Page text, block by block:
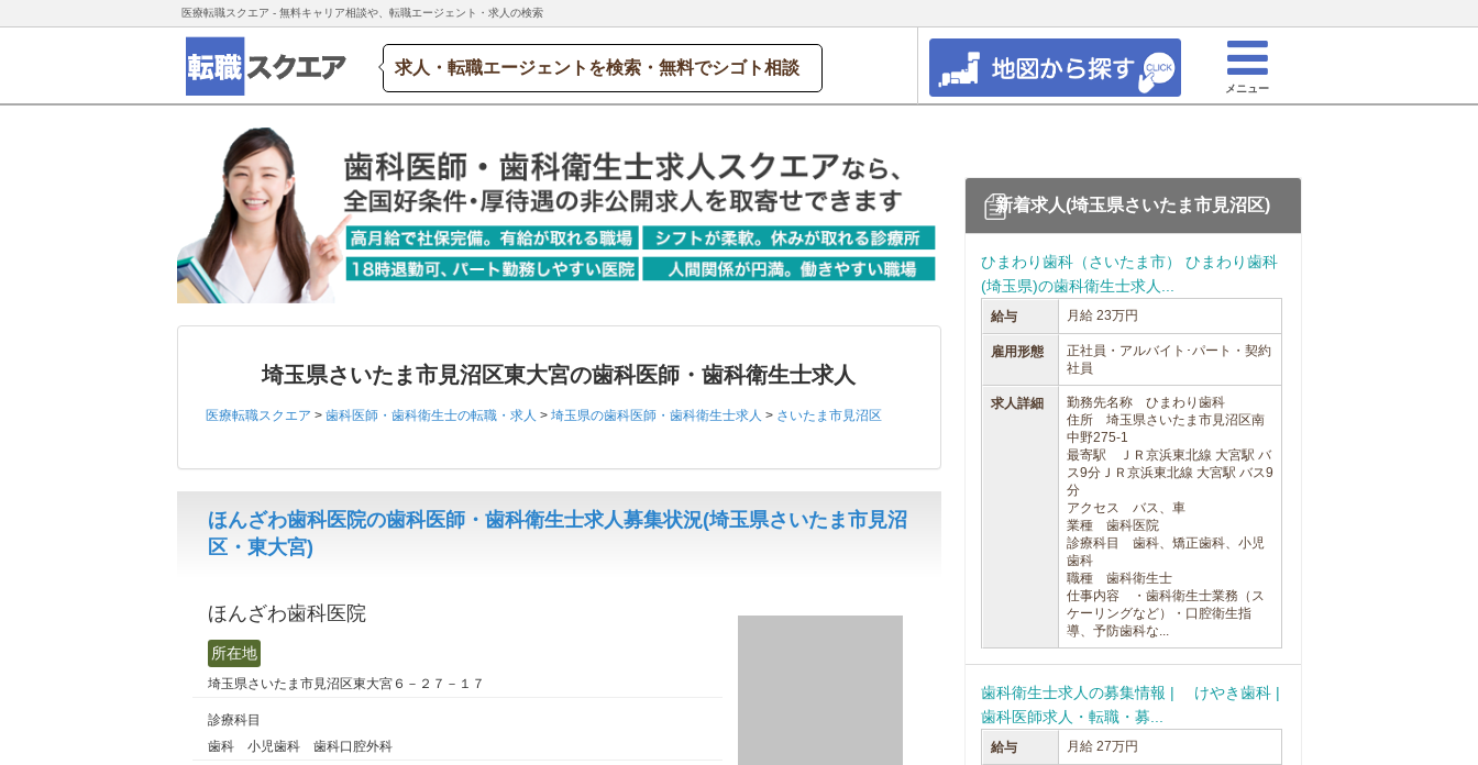
医療転職スクエア - 無料キャリア相談や、転職エージェント・求人の検索
求人・転職エージェントを検索・無料でシゴト相談
メニュー
埼玉県さいたま市見沼区東大宮の歯科医師・歯科衛生士求人
医療転職スクエア > 歯科医師・歯科衛生士の転職・求人 > 埼玉県の歯科医師・歯科衛生士求人 > さいたま市見沼区
ほんざわ歯科医院の歯科医師・歯科衛生士求人募集状況(埼玉県さいたま市見沼
区・東大宮)
ほんざわ歯科医院
所在地
埼玉県さいたま市見沼区東大宮６－２７－１７
診療科目
歯科 小児歯科 歯科口腔外科
新着求人(埼玉県さいたま市見沼区)
ひまわり歯科（さいたま市） ひまわり歯科
(埼玉県)の歯科衛生士求人...
給与 月給 23万円
雇用形態
正社員・アルバイト･パート・契約
社員
求人詳細
勤務先名称 ひまわり歯科
住所 埼玉県さいたま市見沼区南
中野275-1
最寄駅 ＪＲ京浜東北線 大宮駅 バ
ス9分ＪＲ京浜東北線 大宮駅 バス9
分
アクセス バス、車
業種 歯科医院
診療科目 歯科、矯正歯科、小児
歯科
職種 歯科衛生士
仕事内容 ・歯科衛生士業務（ス
ケーリングなど）・口腔衛生指
導、予防歯科な...
歯科衛生士求人の募集情報 | けやき歯科 |
歯科医師求人・転職・募...
給与 月給 27万円